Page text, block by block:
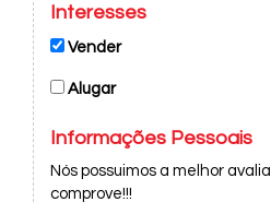
Interesses
Vender
Alugar
Informações Pessoais
Nós possuimos a melhor
comprove!!!